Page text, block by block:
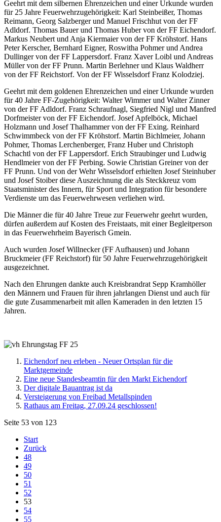
Geehrt mit dem silbernen Ehrenzeichen und einer Urkunde wurden
für 25 Jahre Feuerwehrzugehörigkeit: Karl Steinbeißer, Thomas
Reimann, Georg Salzberger und Manuel Frischhut von der FF
Adldorf. Thomas Bauer und Thomas Huber von der FF Eichendorf.
Markus Neubert und Anja Kiermaier von der FF Kröhstorf. Hans
Peter Kerscher, Bernhard Eigner, Roswitha Pohmer und Andrea
Dullinger von der FF Lappersdorf. Franz Xaver Loibl und Andreas
Müller von der FF Prunn. Martin Berlehner und Klaus Waldherr
von der FF Reichstorf. Von der FF Wisselsdorf Franz Kolodziej.
Geehrt mit dem goldenen Ehrenzeichen und einer Urkunde wurden
für 40 Jahre FF-Zugehörigkeit: Walter Wimmer und Walter Zinner
von der FF Adldorf. Franz Schraufnagl, Siegfried Nigl und Manfred
Dorfmeister von der FF Eichendorf. Josef Apfelböck, Michael
Holzmann und Josef Thalhammer von der FF Exing. Reinhard
Schwimmbeck von der FF Kröhstorf. Martin Bichlmeier, Johann
Pohmer, Thomas Lerchenberger, Franz Huber und Christoph
Schachtl von der FF Lappersdorf. Erich Straubinger und Ludwig
Hendlmeier von der FF Perbing. Sowie Christian Greiner von der
FF Prunn. Und von der Wehr Wisselsdorf erhielten Josef Steinhuber
und Josef Stoiber diese Auszeichnung die als Steckkreuz vom
Staatsminister des Innern, für Sport und Integration für besondere
Verdienste um das Feuerwehrwesen verliehen wird.
Die Männer die für 40 Jahre Treue zur Feuerwehr geehrt wurden,
dürfen außerdem auf Kosten des Freistaats, mit einer Begleitperson
in das Feuerwehrheim Bayerisch Gmein.
Auch wurden Josef Willnecker (FF Aufhausen) und Johann
Bruckmeier (FF Reichstorf) für 50 Jahre Feuerwehrzugehörigkeit
ausgezeichnet.
Nach den Ehrungen dankte auch Kreisbrandrat Sepp Kramhöller
den Männern und Frauen für ihren jahrlangen Dienst und auch für
die gute Zusammenarbeit mit allen Kameraden in den letzten 15
Jahren.
Eichendorf neu erleben - Neuer Ortsplan für die
Marktgemeinde
Eine neue Standesbeamtin für den Markt Eichendorf
Der digitale Bauantrag ist da
Versteigerung von Freibad Metallspinden
Rathaus am Freitag, 27.09.24 geschlossen!
Seite 53 von 123
Start
Zurück
48
49
50
51
52
53
54
55